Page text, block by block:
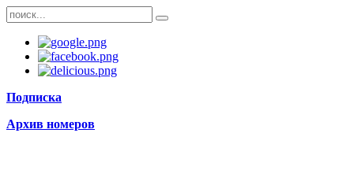
Подписка
Архив номеров